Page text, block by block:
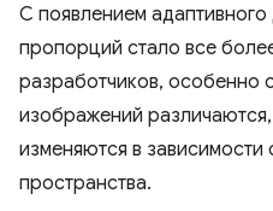
С появлением
пропорций стало все
разработчиков, особенно
изображений
изменяются в зависимости
пространства.